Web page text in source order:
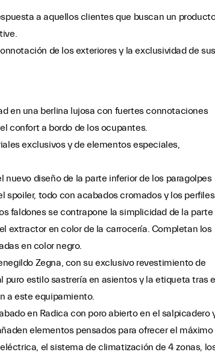
a aquellos clientes que buscan un
de los exteriores y la exclusividad de sus
en una berlina lujosa con fuertes connotaciones
confort a bordo de los ocupantes.
exclusivos y de elementos especiales,
nuevo diseño de la parte inferior de los paragolpes
spoiler, todo con acabados cromados y los perfiles
faldones se contrapone la simplicidad de la parte
extractor en color de la carrocería. Completan los
en color negro.
Zegna, con su exclusivo revestimiento de
puro estilo sastrería en asientos y la etiqueta tras
a este equipamiento.
en Radica con poro abierto en el salpicadero
elementos pensados para ofrecer el máximo
el sistema de climatización de 4 zonas,